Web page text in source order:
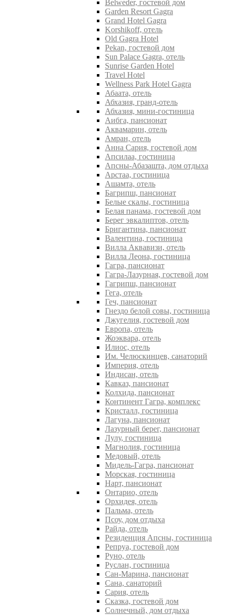
Belweder, гостевой дом
Garden Resort Gagra
Grand Hotel Gagra
Korshikoff, отель
Old Gagra Hotel
Pekan, гостевой дом
Sun Palace Gagra, отель
Sunrise Garden Hotel
Travel Hotel
Wellness Park Hotel Gagra
Абаата, отель
Абхазия, гранд-отель
Абхазия, мини-гостиница
Аибга, пансионат
Аквамарин, отель
Амран, отель
Анна Сария, гостевой дом
Апсилаа, гостиница
Апсны-Абазашта, дом отдыха
Арстаа, гостиница
Ашамта, отель
Багрипш, пансионат
Белые скалы, гостиница
Белая панама, гостевой дом
Берег эвкалиптов, отель
Бригантина, пансионат
Валентина, гостиница
Вилла Аквавизи, отель
Вилла Леона, гостиница
Гагра, пансионат
Гагра-Лазурная, гостевой дом
Гагрипш, пансионат
Гега, отель
Геч, пансионат
Гнездо белой совы, гостиница
Джугелия, гостевой дом
Европа, отель
Жоэквара, отель
Илиос, отель
Им. Челюскинцев, санаторий
Империя, отель
Индисан, отель
Кавказ, пансионат
Колхида, пансионат
Континент Гагра, комплекс
Кристалл, гостиница
Лагуна, пансионат
Лазурный берег, пансионат
Лулу, гостиница
Магнолия, гостиница
Медовый, отель
Мидель-Гагра, пансионат
Морская, гостиница
Нарт, пансионат
Онтарио, отель
Орхидея, отель
Пальма, отель
Псоу, дом отдыха
Райда, отель
Резиденция Апсны, гостиница
Репруа, гостевой дом
Руно, отель
Руслан, гостиница
Сан-Марина, пансионат
Сана, санаторий
Сария, отель
Сказка, гостевой дом
Солнечный, дом отдыха